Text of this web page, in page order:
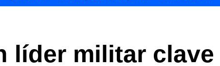
líder militar clave